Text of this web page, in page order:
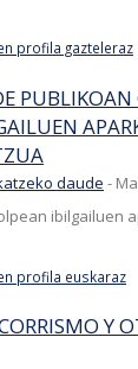
profila gazteleraz
PUBLIKOAN
daude -
ibilgailuen
profila euskaraz
Y